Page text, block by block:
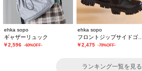
ehka sopo
ギャザーリュック
￥2,596 -60%OFF-
ehka sopo
￥2,475 -70%OFF-
ランキング一覧を見る